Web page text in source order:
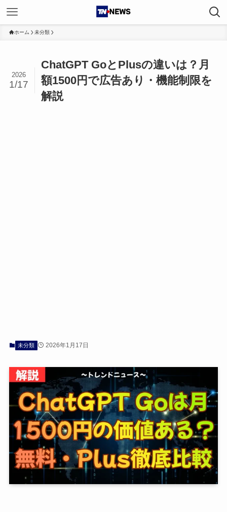
ホーム 未分類
ChatGPT GoとPlusの違いは？月
額1500円で広告あり・機能制限を
解説
2026
1/17
未分類 2026年1月17日